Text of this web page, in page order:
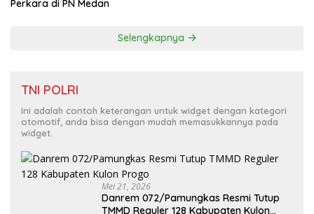
Perkara di PN Medan
Selengkapnya
TNI POLRI
Ini adalah contoh keterangan untuk widget dengan kategori
otomotif, anda bisa dengan mudah memasukkannya pada
widget.
Mei 21, 2026
Danrem 072/Pamungkas Resmi Tutup
TMMD Reguler 128 Kabupaten Kulon